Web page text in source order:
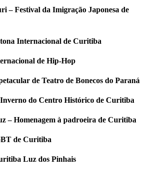
– Festival da Imigração Japonesa de
Internacional de Curitiba
de Hip-Hop
de Teatro de Bonecos do Paraná
do Centro Histórico de Curitiba
– Homenagem à padroeira de Curitiba
de Curitiba
Luz dos Pinhais